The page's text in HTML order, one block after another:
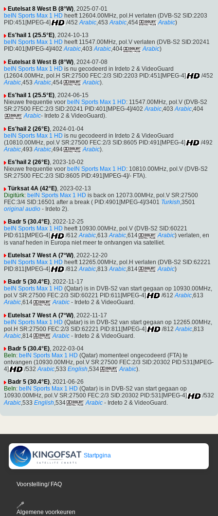
Eutelsat 8 West B (8°W), 2025-07-01
beIN Sports Max 1 HD heeft 12604.00MHz, pol.H verlaten (DVB-S2 SID:2203
PID:451[MPEG-4]
/452 Arabic,453 Arabic,454 Arabic)
Es'hail 1 (25.5°E), 2024-10-13
beIN Sports Max 1 HD heeft 11547.00MHz, pol.V verlaten (DVB-S2 SID:20241
PID:401[MPEG-4]/402 Arabic,403 Arabic,404 Arabic)
Eutelsat 8 West B (8°W) , 2024-07-08
beIN Sports Max 1 HD is nu gecodeerd in Irdeto 2 & VideoGuard
(12604.00MHz, pol.H SR:27500 FEC:2/3 SID:2203 PID:451[MPEG-4]
/452
Arabic,453 Arabic,454 Arabic).
Es'hail 1 (25.5°E), 2024-06-15
Nieuwe frequentie voor beIN Sports Max 1 HD: 11547.00MHz, pol.V (DVB-S2
SR:27500 FEC:2/3 SID:20241 PID:401[MPEG-4]/402 Arabic,403 Arabic,404
Arabic- Irdeto 2 & VideoGuard).
Es'hail 2 (26°E) , 2024-01-04
beIN Sports Max 1 HD is nu gecodeerd in Irdeto 2 & VideoGuard
(10810.00MHz, pol.V SR:27500 FEC:2/3 SID:8605 PID:491[MPEG-4]
/492
Arabic,493 Arabic,494 Arabic).
Es'hail 2 (26°E), 2023-10-02
Nieuwe frequentie voor beIN Sports Max 1 HD: 10810.00MHz, pol.V (DVB-S2
SR:27500 FEC:2/3 SID:8605 PID:491[MPEG-4]/- FTA).
Türksat 4A (42°E), 2023-02-13
Digitürk: beIN Sports Max 1 HD is back on 12073.00MHz, pol.V SR:27500
FEC:3/4 SID:16501 after a break ( PID:4901[MPEG-4]/3401 Turkish,3501
original audio - Irdeto 2).
Badr 5 (30.4°E), 2022-12-25
beIN Sports Max 1 HD heeft 10930.00MHz, pol.V (DVB-S2 SID:60221
PID:611[MPEG-4]
/612 Arabic,613 Arabic,614 Arabic) verlaten, en
is vanaf heden in Europa niet meer te ontvangen via satelliet.
Eutelsat 7 West A (7°W) , 2022-12-20
beIN Sports Max 1 HD heeft 12265.00MHz, pol.H verlaten (DVB-S2 SID:62221
PID:811[MPEG-4]
/812 Arabic ,813 Arabic ,814 Arabic)
Badr 5 (30.4°E), 2022-11-17
beIN Sports Max 1 HD (Qatar) is in DVB-S2 van start gegaan op 10930.00MHz,
pol.V SR:27500 FEC:2/3 SID:60221 PID:611[MPEG-4]
/612 Arabic,613
Arabic,614 Arabic - Irdeto 2 & VideoGuard.
Eutelsat 7 West A (7°W) , 2022-11-17
beIN Sports Max 1 HD (Qatar) is in DVB-S2 van start gegaan op 12265.00MHz,
pol.H SR:27500 FEC:2/3 SID:62221 PID:811[MPEG-4]
/812 Arabic ,813
Arabic,814 Arabic - Irdeto 2 & VideoGuard.
Badr 5 (30.4°E), 2022-03-04
BeIn: beIN Sports Max 1 HD (Qatar) momenteel ongecodeerd (FTA) te
ontvangen (10930.00MHz, pol.V SR:27500 FEC:2/3 SID:20302 PID:531[MPEG-
4]
/532 Arabic,533 English,534 Arabic).
Badr 5 (30.4°E), 2021-06-26
BeIn: beIN Sports Max 1 HD (Qatar) is in DVB-S2 van start gegaan op
10930.00MHz, pol.V SR:27500 FEC:2/3 SID:20302 PID:531[MPEG-4]
/532
Arabic,533 English,534 Arabic - Irdeto 2 & VideoGuard.
Startpgina
Voorstelling/ FAQ
Algemene voorkeuren